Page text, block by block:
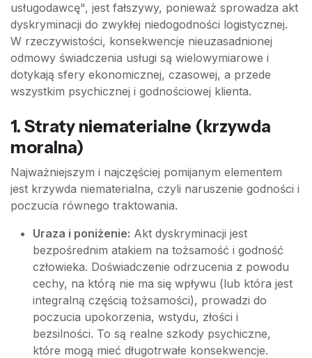
usługodawcę", jest fałszywy, ponieważ sprowadza akt
dyskryminacji do zwykłej niedogodności logistycznej.
W rzeczywistości, konsekwencje nieuzasadnionej
odmowy świadczenia usługi są wielowymiarowe i
dotykają sfery ekonomicznej, czasowej, a przede
wszystkim psychicznej i godnościowej klienta.
1. Straty niematerialne (krzywda
moralna)
Najważniejszym i najczęściej pomijanym elementem
jest krzywda niematerialna, czyli naruszenie godności i
poczucia równego traktowania.
Uraza i poniżenie: Akt dyskryminacji jest
bezpośrednim atakiem na tożsamość i godność
człowieka. Doświadczenie odrzucenia z powodu
cechy, na którą nie ma się wpływu (lub która jest
integralną częścią tożsamości), prowadzi do
poczucia upokorzenia, wstydu, złości i
bezsilności. To są realne szkody psychiczne,
które mogą mieć długotrwałe konsekwencje.